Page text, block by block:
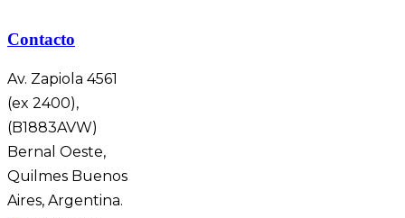
Contacto
Av. Zapiola 4561
(ex 2400),
(B1883AVW)
Bernal Oeste,
Quilmes Buenos
Aires, Argentina.